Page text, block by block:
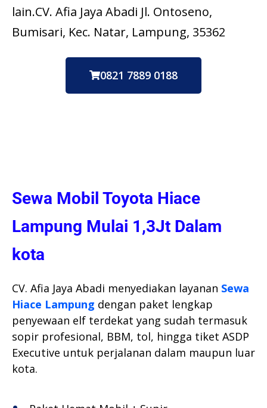
lain.CV. Afia Jaya Abadi Jl. Ontoseno,
Bumisari, Kec. Natar, Lampung, 35362
0821 7889 0188
Sewa Mobil Toyota Hiace
Lampung Mulai 1,3Jt Dalam
kota
CV. Afia Jaya Abadi menyediakan layanan Sewa
Hiace Lampung dengan paket lengkap
penyewaan elf terdekat yang sudah termasuk
sopir profesional, BBM, tol, hingga tiket ASDP
Executive untuk perjalanan dalam maupun luar
kota.